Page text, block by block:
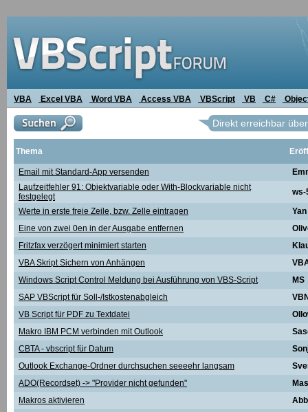
VBA Excel VBA Word VBA Access VBA VBScript VB C#
Direkt erreichbar
Thema
Email mit Standard-App versenden
Laufzeitfehler 91: Objektvariable oder With-Blockvariable nicht
festgelegt
ws-
Werte in erste freie Zeile, bzw. Zelle eintragen
Yan
Eine von zwei 0en in der Ausgabe entfernen
Fritzfax verzögert minimiert starten
VBA Skript Sichern von Anhängen
Windows Script Control Meldung bei Ausführung von VBS-Script
MS
SAP VBScript für Soll-/Istkostenabgleich
VB Script für PDF zu Textdatei
Makro IBM PCM verbinden mit Outlook
CBTA - vbscript für Datum
Outlook Exchange-Ordner durchsuchen seeeehr langsam
ADO(Recordset) -> "Provider nicht gefunden"
Makros aktivieren